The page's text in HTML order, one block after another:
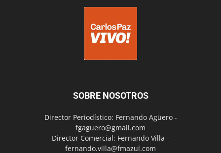
SOBRE NOSOTROS
Director Periodístico: Fernando Agüero -
fgaguero@gmail.com
Director Comercial: Fernando Villa -
fernando.villa@fmazul.com